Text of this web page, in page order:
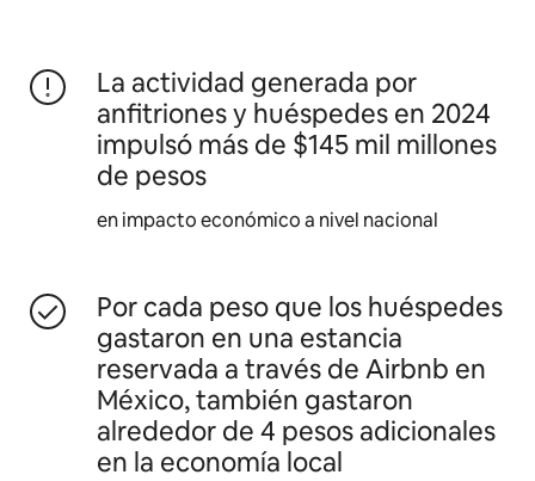
La actividad generada por
anfitriones y huéspedes en 2024
impulsó más de $145 mil millones
de pesos
en impacto económico a nivel nacional
Por cada peso que los huéspedes
gastaron en una estancia
reservada a través de Airbnb en
México, también gastaron
alrededor de 4 pesos adicionales
en la economía local